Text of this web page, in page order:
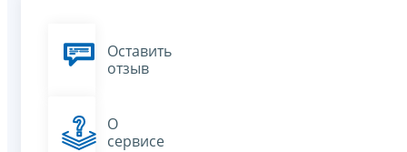
Оставить
отзыв
О
сервисе